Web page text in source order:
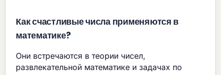
Как счастливые числа применяются в
математике?
Они встречаются в теории чисел,
развлекательной математике и задачах по